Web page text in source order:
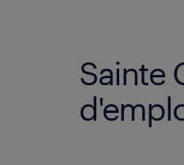
Sainte